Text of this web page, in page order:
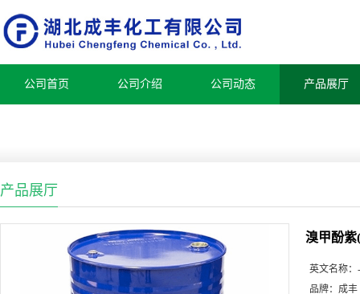
公司首页 公司介绍 公司动态 产品展厅
产品展厅
溴甲酚紫
英文名称： -
品牌： 成丰